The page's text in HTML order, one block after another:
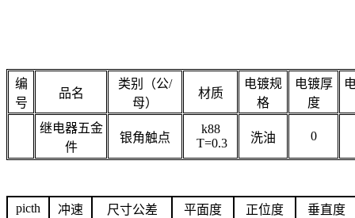
编
号
品名
类别（公/
母）
材质
电镀规
格
电镀厚
度
继电器五金
件
银角触点
k88
T=0.3
洗油 0
picth 冲速 尺寸公差 平面度 正位度
垂直度